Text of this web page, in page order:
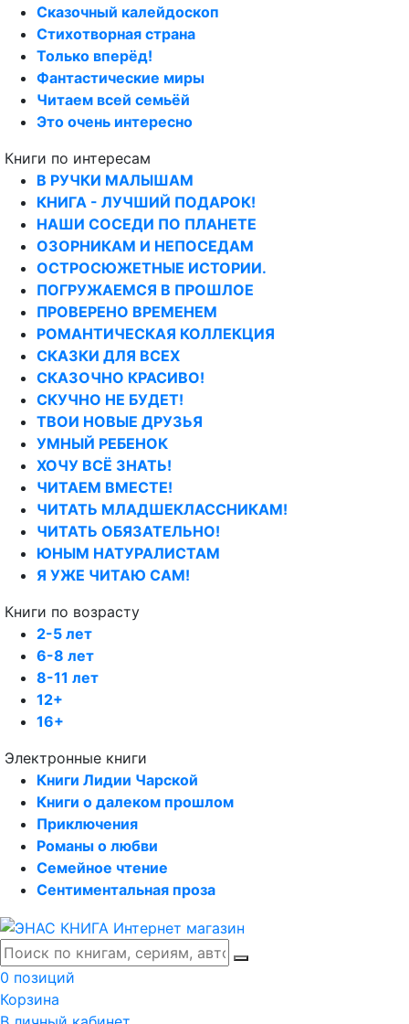
Сказочный калейдоскоп
Стихотворная страна
Только вперёд!
Фантастические миры
Читаем всей семьёй
Это очень интересно
Книги по интересам
В РУЧКИ МАЛЫШАМ
КНИГА - ЛУЧШИЙ ПОДАРОК!
НАШИ СОСЕДИ ПО ПЛАНЕТЕ
ОЗОРНИКАМ И НЕПОСЕДАМ
ОСТРОСЮЖЕТНЫЕ ИСТОРИИ.
ПОГРУЖАЕМСЯ В ПРОШЛОЕ
ПРОВЕРЕНО ВРЕМЕНЕМ
РОМАНТИЧЕСКАЯ КОЛЛЕКЦИЯ
СКАЗКИ ДЛЯ ВСЕХ
СКАЗОЧНО КРАСИВО!
СКУЧНО НЕ БУДЕТ!
ТВОИ НОВЫЕ ДРУЗЬЯ
УМНЫЙ РЕБЕНОК
ХОЧУ ВСЁ ЗНАТЬ!
ЧИТАЕМ ВМЕСТЕ!
ЧИТАТЬ МЛАДШЕКЛАССНИКАМ!
ЧИТАТЬ ОБЯЗАТЕЛЬНО!
ЮНЫМ НАТУРАЛИСТАМ
Я УЖЕ ЧИТАЮ САМ!
Книги по возрасту
2-5 лет
6-8 лет
8-11 лет
12+
16+
Электронные книги
Книги Лидии Чарской
Книги о далеком прошлом
Приключения
Романы о любви
Семейное чтение
Сентиментальная проза
0 позиций
Корзина